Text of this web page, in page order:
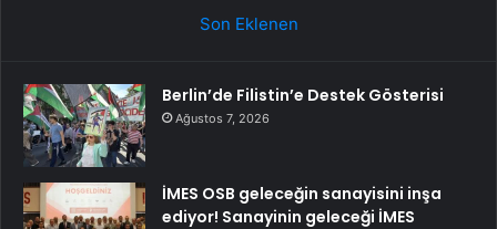
Son Eklenen
Berlin’de Filistin’e Destek Gösterisi
Ağustos 7, 2026
İMES OSB geleceğin sanayisini inşa
ediyor! Sanayinin geleceği İMES